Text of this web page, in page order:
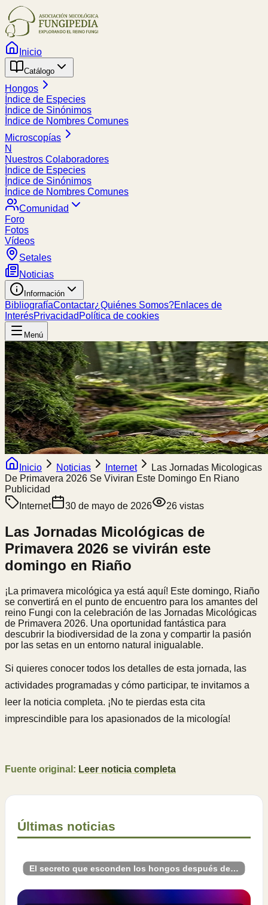
Inicio
Catálogo
Hongos
Índice de Especies
Índice de Sinónimos
Índice de Nombres Comunes
Microscopías
N
Nuestros Colaboradores
Índice de Especies
Índice de Sinónimos
Índice de Nombres Comunes
Comunidad
Foro
Fotos
Vídeos
Setales
Noticias
Información
BibliografíaContactar¿Quiénes Somos?Enlaces de
InterésPrivacidad Política de cookies
Menú
Inicio Noticias Internet
Las Jornadas Micologicas
De Primavera 2026 Se Viviran Este Domingo En Riano
Publicidad
Internet
30 de mayo de 2026 26 vistas
Las Jornadas Micológicas de
Primavera 2026 se vivirán este
domingo en Riaño
¡La primavera micológica ya está aquí! Este domingo, Riaño
se convertirá en el punto de encuentro para los amantes del
reino Fungi con la celebración de las Jornadas Micológicas
de Primavera 2026. Una oportunidad fantástica para
descubrir la biodiversidad de la zona y compartir la pasión
por las setas en un entorno natural inigualable.
Si quieres conocer todos los detalles de esta jornada, las
actividades programadas y cómo participar, te invitamos a
leer la noticia completa. ¡No te pierdas esta cita
imprescindible para los apasionados de la micología!
Fuente original: Leer noticia completa
Últimas noticias
El secreto que esconden los hongos después de la lluvia